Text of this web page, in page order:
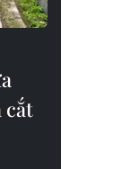
cắt